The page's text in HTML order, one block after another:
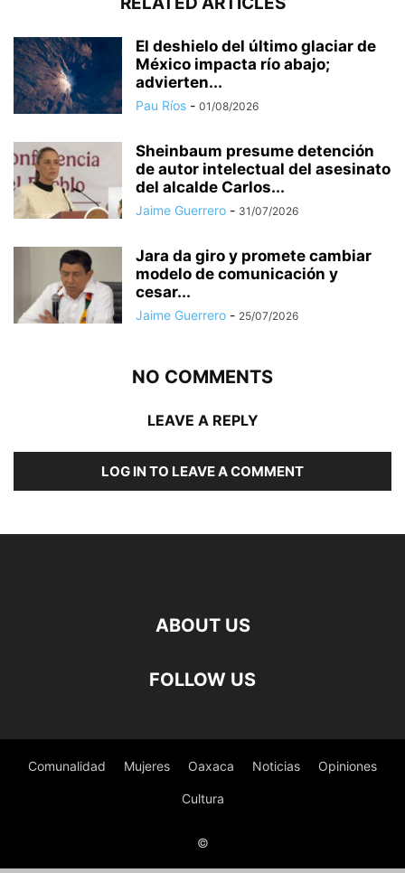
El deshielo del último glaciar de
México impacta río abajo;
advierten...
Pau Ríos - 01/08/2026
Sheinbaum presume detención
de autor intelectual del asesinato
del alcalde Carlos...
Jaime Guerrero - 31/07/2026
Jara da giro y promete cambiar
modelo de comunicación y
cesar...
Jaime Guerrero - 25/07/2026
NO COMMENTS
LEAVE A REPLY
LOG IN TO LEAVE A COMMENT
ABOUT US
FOLLOW US
Comunalidad Mujeres Oaxaca Noticias Opiniones
Cultura
©